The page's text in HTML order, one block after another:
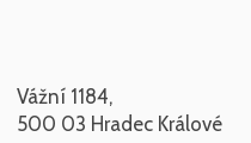
Vážní 1184,
500 03 Hradec Králové